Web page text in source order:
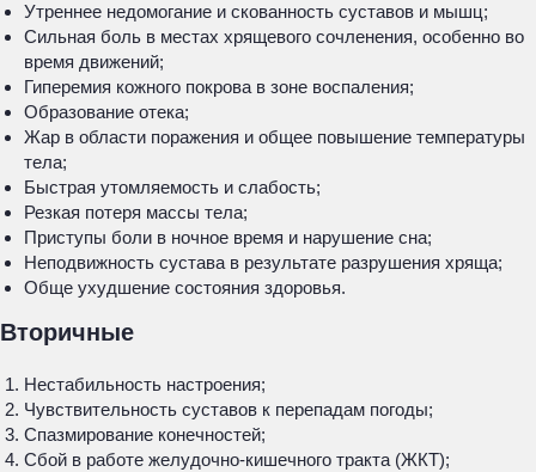
Утреннее недомогание и скованность суставов и мышц;
Сильная боль в местах хрящевого сочленения, особенно во
время движений;
Гиперемия кожного покрова в зоне воспаления;
Образование отека;
Жар в области поражения и общее повышение температуры
тела;
Быстрая утомляемость и слабость;
Резкая потеря массы тела;
Приступы боли в ночное время и нарушение сна;
Неподвижность сустава в результате разрушения хряща;
Обще ухудшение состояния здоровья.
Вторичные
Нестабильность настроения;
Чувствительность суставов к перепадам погоды;
Спазмирование конечностей;
Сбой в работе желудочно-кишечного тракта (ЖКТ);